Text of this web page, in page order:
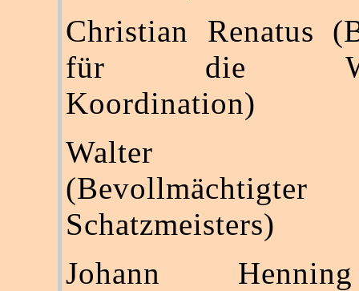
Christian Renatus
für die
Koordination)
Walter
Schatzmeisters)
Johann